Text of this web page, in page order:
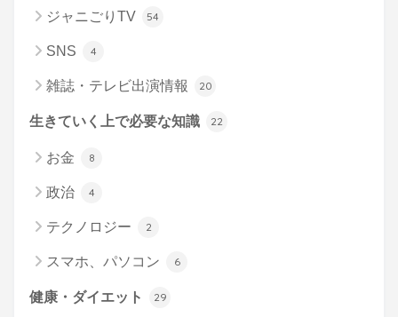
ジャニごりTV 54
SNS 4
雑誌・テレビ出演情報 20
生きていく上で必要な知識 22
お金 8
政治 4
テクノロジー 2
スマホ、パソコン 6
健康・ダイエット 29